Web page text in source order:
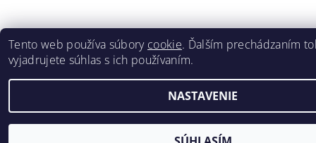
Tento web používa súbory cookie. Ďalším prechádzaním
vyjadrujete súhlas s ich používaním.
NASTAVENIE